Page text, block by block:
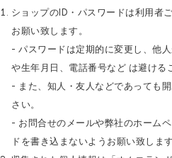
ショップのID・パスワードは利用者
お願い致します。
- パスワードは定期的に変更し、他
や生年月日、電話番号など は避ける
- また、知人・友人などであっても
さい。
- お問合せのメールや弊社のホーム
ドを書き込まないようお願い致します